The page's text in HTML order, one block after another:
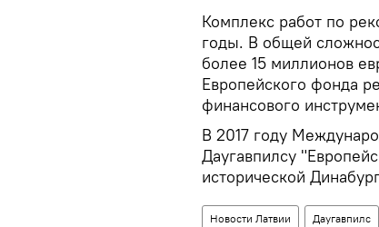
Комплекс работ по
годы. В общей
более 15 миллионов
Европейского фонда
финансового
В 2017 году
Даугавпилсу
исторической
Новости Латвии Даугавпилс